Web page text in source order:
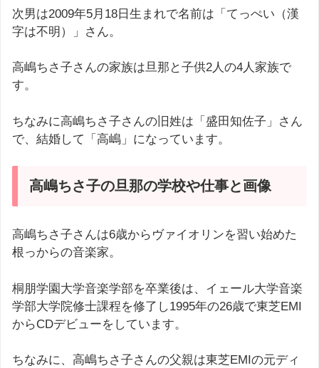
次男は2009年5月18日生まれで名前は「てっぺい（漢
字は不明）」さん。
高嶋ちさ子さんの家族は旦那と子供2人の4人家族で
す。
ちなみに高嶋ちさ子さんの旧姓は「盛田知佐子」さん
で、結婚して「高嶋」になっています。
高嶋ちさ子の旦那の学校や仕事と画像
高嶋ちさ子さんは6歳からヴァイオリンを習い始めた
根っからの音楽家。
桐朋学園大学音楽学部を卒業後は、イェール大学音楽
学部大学院修士課程を修了し1995年の26歳で東芝EMI
からCDデビューをしています。
ちなみに、高嶋ちさ子さんの父親は東芝EMIの元ディ